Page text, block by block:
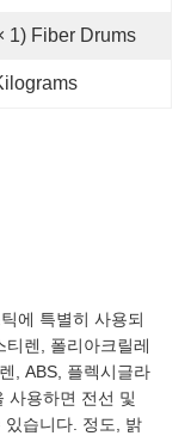
1) Fiber Drums
에 특별히 사용되
렌, 폴리아크릴레
, ABS, 플렉시글라
사용하면 전선 및
있습니다. 정도, 밝